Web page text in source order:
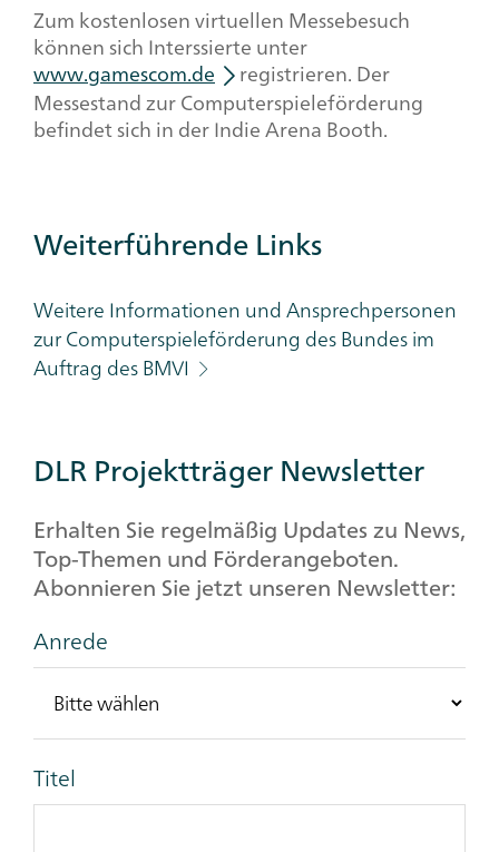
Zum kostenlosen virtuellen Messebesuch
können sich Interssierte unter
www.gamescom.de
registrieren. Der
Messestand zur Computerspieleförderung
befindet sich in der Indie Arena Booth.
Weiterführende Links
Weitere Informationen und Ansprechpersonen
zur Computerspieleförderung des Bundes im
Auftrag des BMVI
DLR Projektträger Newsletter
Erhalten Sie regelmäßig Updates zu News,
Top-Themen und Förderangeboten.
Abonnieren Sie jetzt unseren Newsletter:
Anrede
Titel